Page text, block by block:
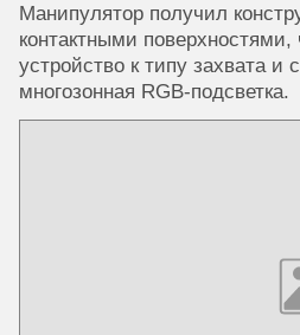
Манипулятор получил
контактными поверхностями,
устройство к типу захвата
многозонная RGB-подсветка.